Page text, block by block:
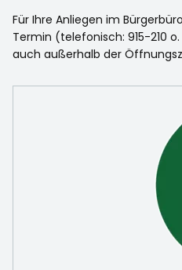
Für Ihre Anliegen im
Termin (telefonisch: 915-210
auch außerhalb der